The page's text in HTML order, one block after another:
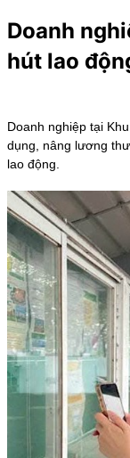
Doanh
hút lao
Doanh nghiệp tại
dụng, nâng lương
lao động.